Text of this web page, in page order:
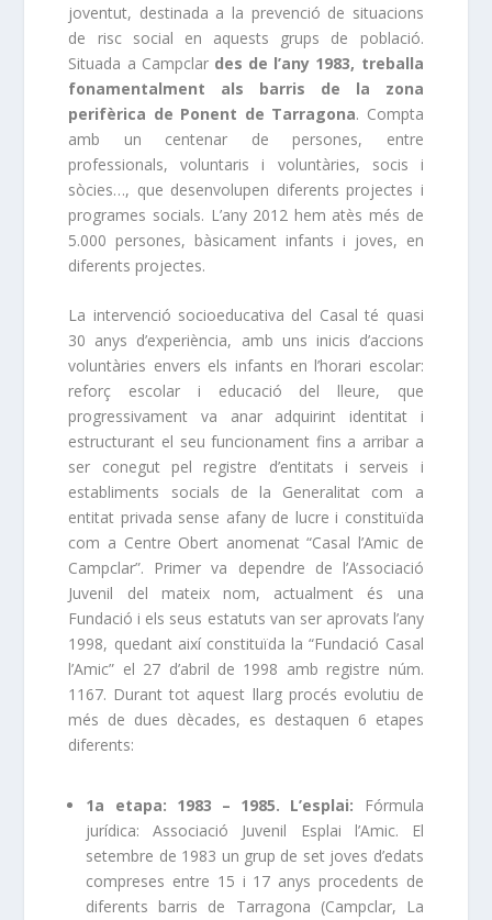
joventut, destinada a la prevenció de situacions
de risc social en aquests grups de població.
Situada a Campclar des de l’any 1983, treballa
fonamentalment als barris de la zona
perifèrica de Ponent de Tarragona. Compta
amb un centenar de persones, entre
professionals, voluntaris i voluntàries, socis i
sòcies…, que desenvolupen diferents projectes i
programes socials. L’any 2012 hem atès més de
5.000 persones, bàsicament infants i joves, en
diferents projectes.
La intervenció socioeducativa del Casal té quasi
30 anys d’experiència, amb uns inicis d’accions
voluntàries envers els infants en l’horari escolar:
reforç escolar i educació del lleure, que
progressivament va anar adquirint identitat i
estructurant el seu funcionament fins a arribar a
ser conegut pel registre d’entitats i serveis i
establiments socials de la Generalitat com a
entitat privada sense afany de lucre i constituïda
com a Centre Obert anomenat “Casal l’Amic de
Campclar”. Primer va dependre de l’Associació
Juvenil del mateix nom, actualment és una
Fundació i els seus estatuts van ser aprovats l’any
1998, quedant així constituïda la “Fundació Casal
l’Amic” el 27 d’abril de 1998 amb registre núm.
1167. Durant tot aquest llarg procés evolutiu de
més de dues dècades, es destaquen 6 etapes
diferents:
1a etapa: 1983 – 1985. L’esplai:
Fórmula
jurídica: Associació Juvenil Esplai l’Amic. El
setembre de 1983 un grup de set joves d’edats
compreses entre 15 i 17 anys procedents de
diferents barris de Tarragona (Campclar, La